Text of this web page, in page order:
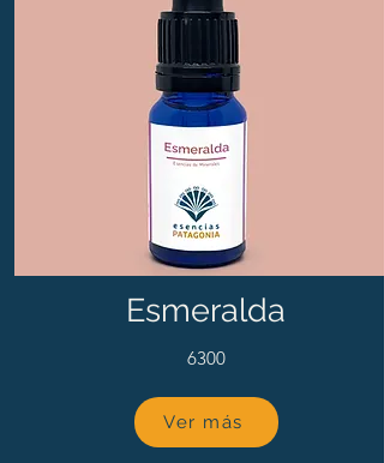
Esmeralda
6300
Ver más